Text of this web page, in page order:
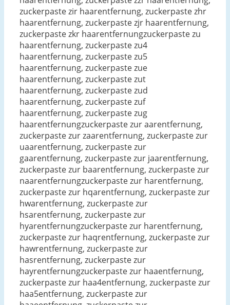
zuckerpaste zir haarentfernung, zuckerpaste zhr
haarentfernung, zuckerpaste zjr haarentfernung,
zuckerpaste zkr haarentfernungzuckerpaste zu
haarentfernung, zuckerpaste zu4
haarentfernung, zuckerpaste zu5
haarentfernung, zuckerpaste zue
haarentfernung, zuckerpaste zut
haarentfernung, zuckerpaste zud
haarentfernung, zuckerpaste zuf
haarentfernung, zuckerpaste zug
haarentfernungzuckerpaste zur aarentfernung,
zuckerpaste zur zaarentfernung, zuckerpaste zur
uaarentfernung, zuckerpaste zur
gaarentfernung, zuckerpaste zur jaarentfernung,
zuckerpaste zur baarentfernung, zuckerpaste zur
naarentfernungzuckerpaste zur harentfernung,
zuckerpaste zur hqarentfernung, zuckerpaste zur
hwarentfernung, zuckerpaste zur
hsarentfernung, zuckerpaste zur
hyarentfernungzuckerpaste zur harentfernung,
zuckerpaste zur haqrentfernung, zuckerpaste zur
hawrentfernung, zuckerpaste zur
hasrentfernung, zuckerpaste zur
hayrentfernungzuckerpaste zur haaentfernung,
zuckerpaste zur haa4entfernung, zuckerpaste zur
haa5entfernung, zuckerpaste zur